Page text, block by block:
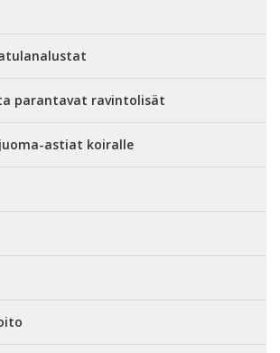
parantavat ravintolisät
astiat koiralle